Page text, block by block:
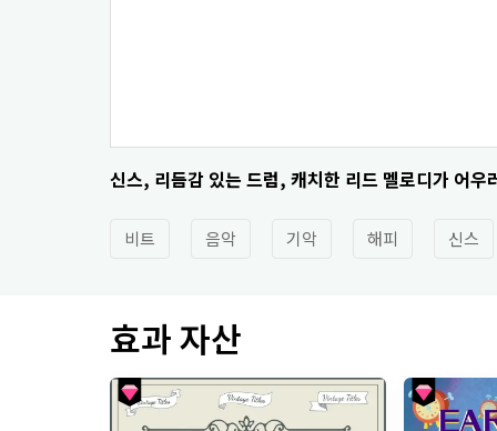
신스, 리듬감 있는 드럼, 캐치한 리드 멜로디가 어우
비트 음악 기악 해피 신스
효과 자산